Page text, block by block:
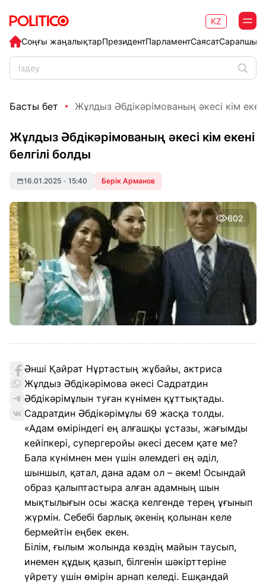
Соңғы жаңалықтарПрезидентПарламентСаясат
KZ
Басты бет Жұлдыз Әбдікәрімованың әкесі кім екені
Жұлдыз Әбдікәрімованың әкесі кім екені
белгілі болды
16.01.2025 • 15:40 Берік Арманов
602
Әнші Қайрат Нұртастың жұбайы, актриса
Жұлдыз Әбдікәрімова әкесі Садратдин
Әбдікәрімұлын туған күнімен құттықтады.
Садратдин Әбдікәрімұлы 69 жасқа толды.
«Адам өміріндегі ең алғашқы ұстазы, жағымды
кейіпкері, супергеройы әкесі десем қате ме?
Бала күнімнен мен үшін әлемдегі ең әділ,
шыншыл, қатал, дана адам ол – әкем! Осындай
образ қалыптастыра алған адамның шын
мықтылығын осы жасқа келгенде терең ұғынып
жүрмін. Себебі барлық әкенің қолынан келе
бермейтін еңбек екен.
Білім, ғылым жолында көздің майын таусып,
инемен құдық қазып, білгенін шәкірттеріне
үйрету үшін өмірін арнап келеді. Ешқандай